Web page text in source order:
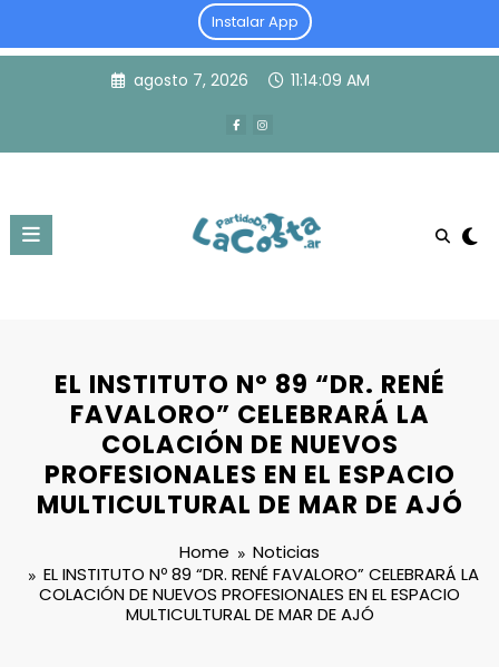
Instalar App
agosto 7, 2026 11:14:09 AM
EL INSTITUTO Nº 89 “DR. RENÉ
FAVALORO” CELEBRARÁ LA
COLACIÓN DE NUEVOS
PROFESIONALES EN EL ESPACIO
MULTICULTURAL DE MAR DE AJÓ
Home
Noticias
EL INSTITUTO Nº 89 “DR. RENÉ FAVALORO” CELEBRARÁ LA
COLACIÓN DE NUEVOS PROFESIONALES EN EL ESPACIO
MULTICULTURAL DE MAR DE AJÓ